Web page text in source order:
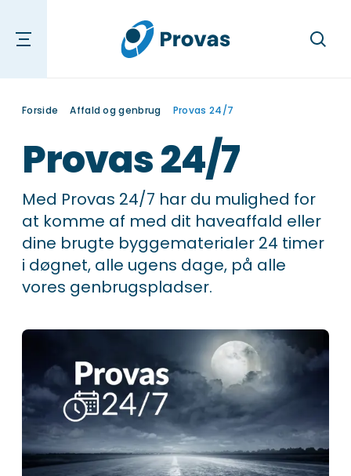
Søg
Forside Affald og genbrug Provas 24/7
Provas 24/7
Med Provas 24/7 har du mulighed for
at komme af med dit haveaffald eller
dine brugte byggematerialer 24 timer
i døgnet, alle ugens dage, på alle
vores genbrugspladser.